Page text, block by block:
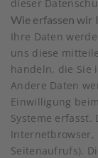
dieser
Wie erfassen wir
Ihre Daten
uns diese
handeln, die Sie
Andere Daten
Einwilligung
Systeme erfasst.
Internetbrowser,
Seitenaufrufs).